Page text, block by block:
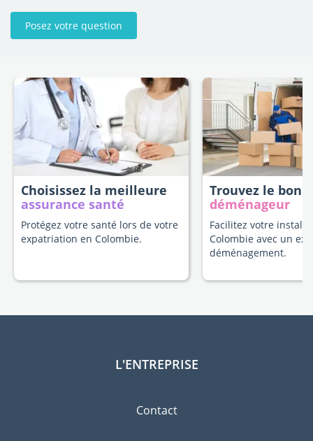
Posez votre question
Choisissez la meilleure
assurance santé
Protégez votre santé lors de votre
expatriation en Colombie.
Trouvez le bon
déménageur
Facilitez votre
Colombie avec un
déménagement.
L'ENTREPRISE
Contact